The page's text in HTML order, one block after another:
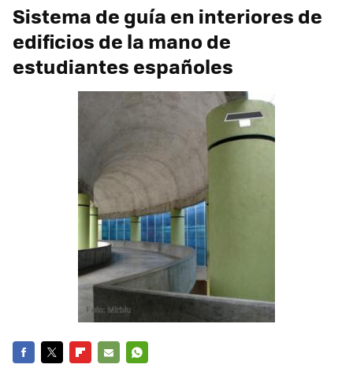
Sistema de guía en interiores de
edificios de la mano de
estudiantes españoles